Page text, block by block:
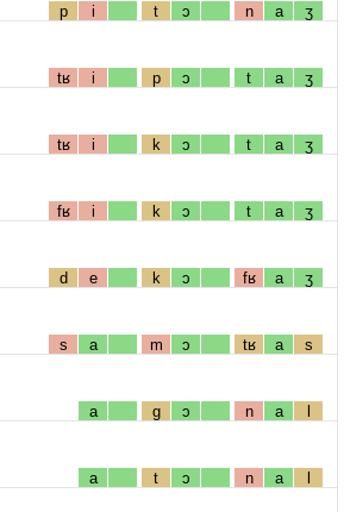
p i t ɔ n a ʒ
tʁ i p ɔ t a ʒ
tʁ i k ɔ t a ʒ
fʁ i k ɔ t a ʒ
d e k ɔ fʁ a ʒ
s a m ɔ tʁ a s
a g ɔ n a l
a t ɔ n a l